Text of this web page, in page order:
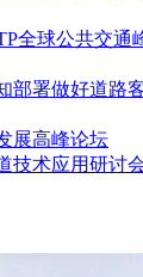
全球公共交通
部署做好道路
展高峰论坛
技术应用研讨